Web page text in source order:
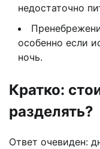
недостаточно
особенно если
ночь.
Кратко:
разделять?
Ответ очевиден: